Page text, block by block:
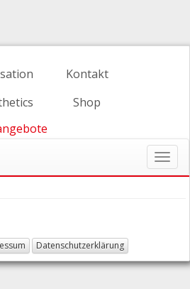
Kontakt
Shop
ein-/
Datenschutzerklärung